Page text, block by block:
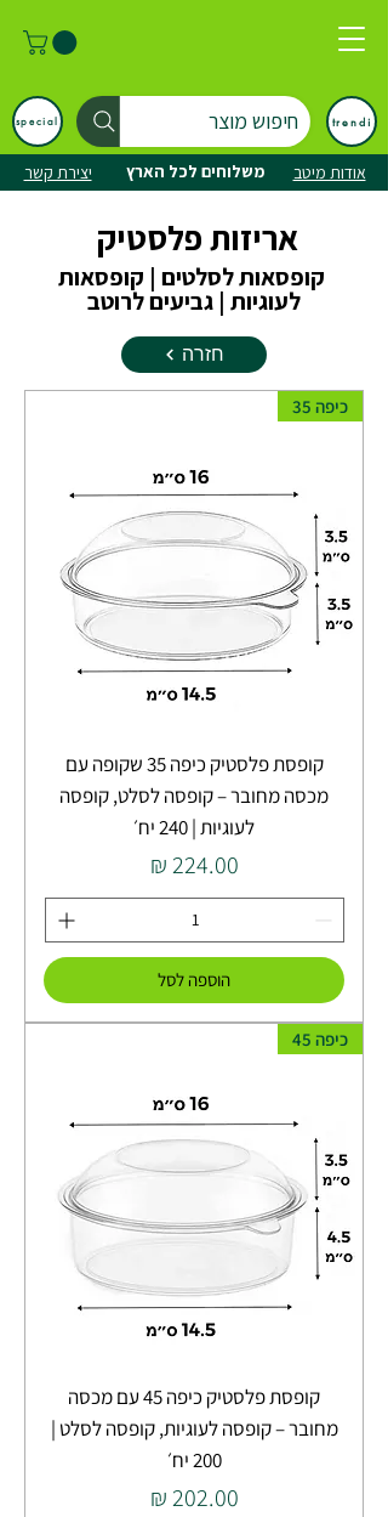
אודות מיטב יצירת קשר משלוחים לכל הארץ
trendi חיפוש מוצר special
אריזות פלסטיק
קופסאות לסלטים | קופסאות
לעוגיות | גביעים לרוטב
חזרה
כיפה 35
קופסת פלסטיק כיפה 35 שקופה עם
מכסה מחובר – קופסה לסלט, קופסה
לעוגיות | 240 יח׳
מחיר
הוספה לסל
כיפה 45
קופסת פלסטיק כיפה 45 עם מכסה
מחובר – קופסה לעוגיות, קופסה לסלט |
200 יח׳
מחיר